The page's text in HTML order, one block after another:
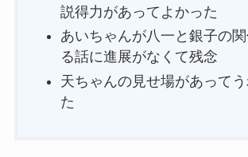
説得力があってよかった
あいちゃんが八一と銀子の
る話に進展がなくて残念
天ちゃんの見せ場があって
た